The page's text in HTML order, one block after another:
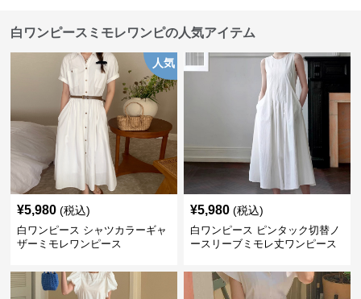
白ワンピースミモレワンピの人気アイテム
人気
¥5,980 (税込)
白ワンピース シャツカラーギャ
ザーミモレワンピース
¥5,980 (税込)
白ワンピース ピンタック切替ノ
ースリーブミモレ丈ワンピース